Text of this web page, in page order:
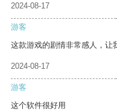
2024-08-17
游客
这款游戏的剧情非常感人，让
2024-08-17
游客
这个软件很好用